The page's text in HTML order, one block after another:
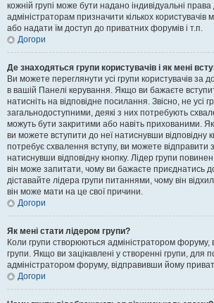
кожній групі може бути надано індивідуальні
адміністраторам призначити кількох
або надати їм доступ до приватних форумів і т.п.
Догори
Де знаходяться групи користувачів і як мені
Ви можете переглянути усі групи користувачів за
в вашій Панелі керування. Якщо ви бажаєте
натисніть на відповідне посилання. Звісно, не усі
загальнодоступними, деякі з них потребують
можуть бути закритими або навіть прихованими.
ви можете вступити до неї натиснувши відповідну
потребує схвалення вступу, ви можете відправити
натиснувши відповідну кнопку. Лідер групи
він може запитати, чому ви бажаєте приєднатись
діставайте лідера групи питаннями, чому він
він може мати на це свої причини.
Догори
Як мені стати лідером групи?
Коли групи створюються адміністратором форуму,
групи. Якщо ви зацікавлені у створенні групи, для
адміністратором форуму, відправивши йому
Догори